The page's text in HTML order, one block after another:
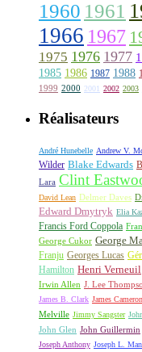
1960 1961
1966 1967
1975 1976 1977
1985 1986 1987 1988
1999 2000 2001 2002 2003
Réalisateurs
André Hunebelle Andrew V.
Wilder Blake Edwards
Lara Clint
David Lean Delmer Daves
Edward Dmytryk Elia
Francis Ford Coppola
George Cukor George
Franju Georges Lucas
Hamilton Henri Verneuil
Irwin Allen J. Lee
James B. Clark James Cameron
Melville Jimmy Sangster
John Glen John Guillermin
Joseph Anthony Joseph L.